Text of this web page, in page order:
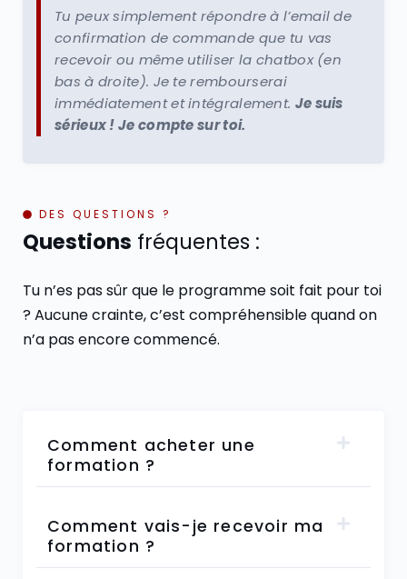
Tu peux simplement répondre à l’email de
confirmation de commande que tu vas
recevoir ou même utiliser la chatbox (en
bas à droite). Je te rembourserai
immédiatement et intégralement. Je suis
sérieux ! Je compte sur toi.
DES QUESTIONS ?
Questions fréquentes :
Tu n’es pas sûr que le programme soit fait pour toi
? Aucune crainte, c’est compréhensible quand on
n’a pas encore commencé.
Comment acheter une
formation ?
Comment vais-je recevoir ma
formation ?